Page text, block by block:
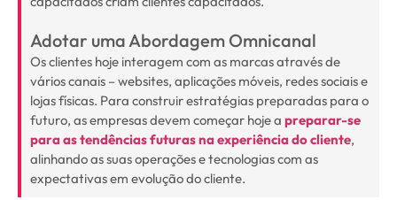
Adotar uma Abordagem Omnicanal
Os clientes hoje interagem com as marcas através de
vários canais – websites, aplicações móveis, redes sociais e
lojas físicas. Para construir estratégias preparadas para o
futuro, as empresas devem começar hoje a preparar-se
para as tendências futuras na experiência do cliente,
alinhando as suas operações e tecnologias com as
expectativas em evolução do cliente.